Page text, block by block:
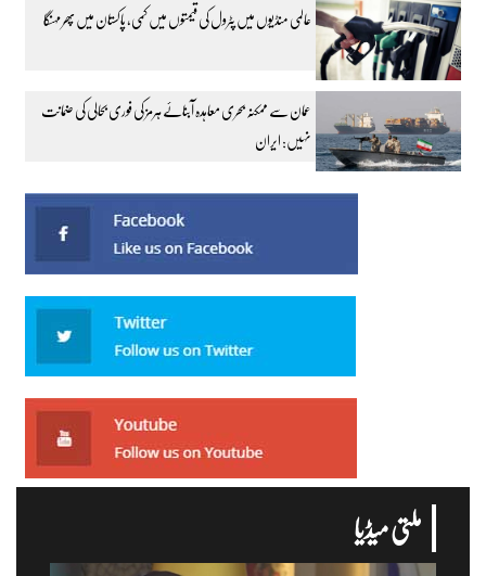
عالمی منڈیوں میں پٹرول کی قیمتوں میں کمی، پاکستان میں پھر مہنگا
عمان سے ممکنہ بحری معاہدہ آبنائے ہرمز کی فوری بحالی کی ضمانت
نہیں: ایران
ملتی میڈیا